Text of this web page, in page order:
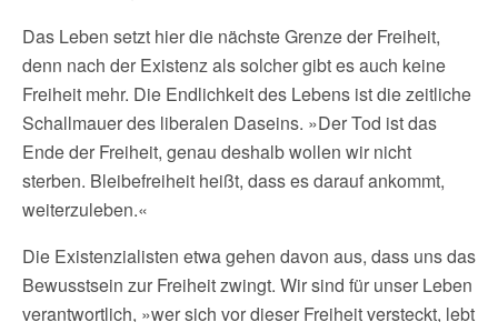
Das Leben setzt hier die nächste Grenze der Freiheit,
denn nach der Existenz als solcher gibt es auch keine
Freiheit mehr. Die Endlichkeit des Lebens ist die zeitliche
Schallmauer des liberalen Daseins. »Der Tod ist das
Ende der Freiheit, genau deshalb wollen wir nicht
sterben. Bleibefreiheit heißt, dass es darauf ankommt,
weiterzuleben.«
Die Existenzialisten etwa gehen davon aus, dass uns das
Bewusstsein zur Freiheit zwingt. Wir sind für unser Leben
verantwortlich, »wer sich vor dieser Freiheit versteckt, lebt